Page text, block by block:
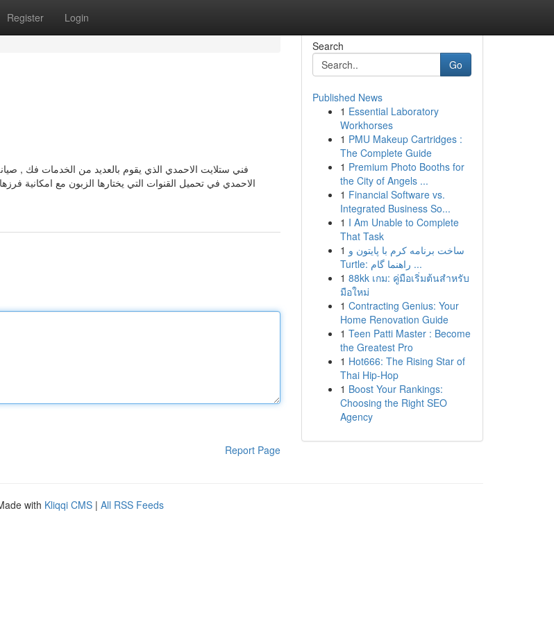
Register Login
فني ستلايت الاحمدي الذي يقوم بالعديد من الخدمات فك ,
الاحمدي في تحميل القنوات التي يختارها الزبون مع امكانية
Report Page
Search
Go
Published News
1 Essential Laboratory
Workhorses
1 PMU Makeup Cartridges :
The Complete Guide
1 Premium Photo Booths for
the City of Angels ...
1 Financial Software vs.
Integrated Business So...
1 I Am Unable to Complete
That Task
1 ساخت برنامه کرم با پایتون و
Turtle: راهنما گام ...
1 88kk เกม: คู่มือเริ่มต้นสำหรับ
มือใหม่
1 Contracting Genius: Your
Home Renovation Guide
1 Teen Patti Master : Become
the Greatest Pro
1 Hot666: The Rising Star of
Thai Hip-Hop
1 Boost Your Rankings:
Choosing the Right SEO
Agency
with Kliqqi CMS | All RSS Feeds